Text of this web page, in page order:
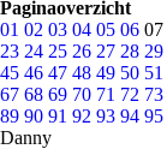
Paginaoverzicht
01 02 03 04 05 06 07
23 24 25 26 27 28 29
45 46 47 48 49 50 51
67 68 69 70 71 72 73
89 90 91 92 93 94 95
Danny